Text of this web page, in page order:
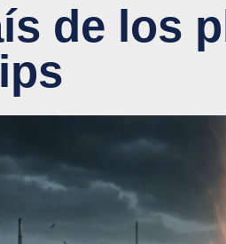
de los